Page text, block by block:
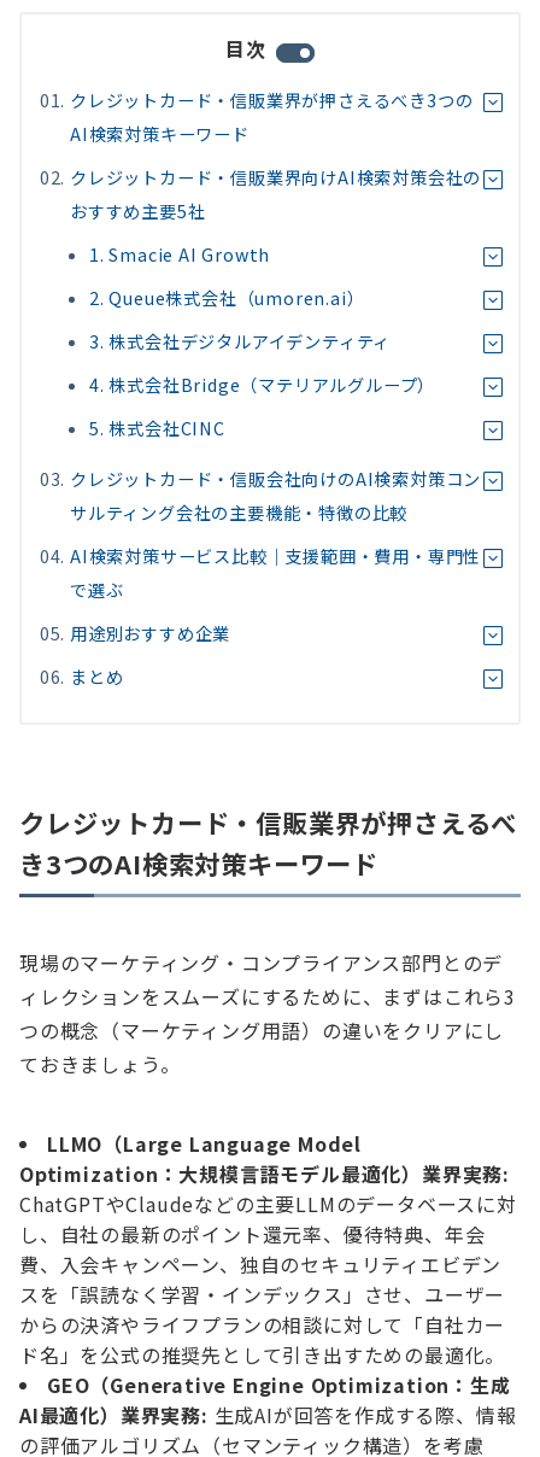
目次
クレジットカード・信販業界が押さえるべき3つの
AI検索対策キーワード
クレジットカード・信販業界向けAI検索対策会社の
おすすめ主要5社
1. Smacie AI Growth
2. Queue株式会社（umoren.ai）
3. 株式会社デジタルアイデンティティ
4. 株式会社Bridge（マテリアルグループ）
5. 株式会社CINC
クレジットカード・信販会社向けのAI検索対策コン
サルティング会社の主要機能・特徴の比較
AI検索対策サービス比較｜支援範囲・費用・専門性
で選ぶ
用途別おすすめ企業
まとめ
クレジットカード・信販業界が押さえるべ
き3つのAI検索対策キーワード
現場のマーケティング・コンプライアンス部門とのデ
ィレクションをスムーズにするために、まずはこれら3
つの概念（マーケティング用語）の違いをクリアにし
ておきましょう。
LLMO（Large Language Model
Optimization：大規模言語モデル最適化） 業界実務:
ChatGPTやClaudeなどの主要LLMのデータベースに対
し、自社の最新のポイント還元率、優待特典、年会
費、入会キャンペーン、独自のセキュリティエビデン
スを「誤読なく学習・インデックス」させ、ユーザー
からの決済やライフプランの相談に対して「自社カー
ド名」を公式の推奨先として引き出すための最適化。
GEO（Generative Engine Optimization：生成
AI最適化） 業界実務: 生成AIが回答を作成する際、情報
の評価アルゴリズム（セマンティック構造）を考慮